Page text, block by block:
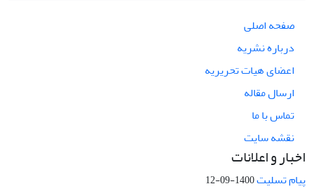
صفحه اصلی
درباره نشریه
اعضای هیات تحریریه
ارسال مقاله
تماس با ما
نقشه سایت
اخبار و اعلانات
پیام تسلیت1400-09-12